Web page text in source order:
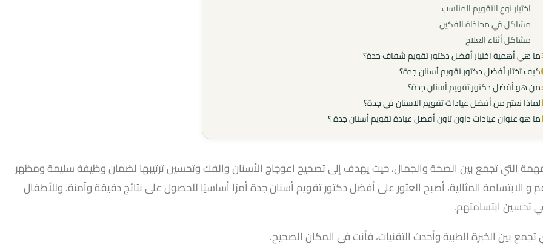
اختيار نوع التقويم المناسب
مشاكل في محاذاة الفكين
مشاكل أثناء العلاج
ما هي أهمية اختيار أفضل دكتور تقويم شفاف جدة؟
كيف تختار أفضل دكتور تقويم أسنان جدة؟
من هو أفضل دكتور تقويم أسنان جدة؟
لماذا نعتبر من أفضل عيادات تقويم الاسنان في جدة؟
ما هو عنوان عيادات داون تاون أفضل عيادة تقويم أسنان جدة ؟
التي تجمع بين الصحة والجمال، حيث يهدف إلى تصحيح اعوجاج الأسنان والفك وتحسين ترتيبها لضمان وظيفة سليمة ومظهر
الابتسامة المثالية، أصبح العثور على أفضل دكتور تقويم أسنان جدة أمرًا أساسيًا للحصول على نتائج دقيقة وآمنة. وللأطفال
تحسين ابتسامتهم.
بين الخبرة الطبية وأحدث التقنيات، فأنت في المكان الصحيح.